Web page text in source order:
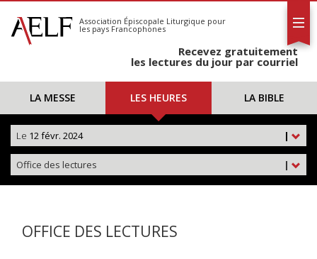
S'abonner
Calendrier
Association Épiscopale Liturgique pour
les pays Francophones
Recevez gratuitement
les lectures du jour par courriel
LA MESSE LES HEURES LA BIBLE
|
Le 12 févr. 2024
|
Office des lectures
OFFICE DES LECTURES